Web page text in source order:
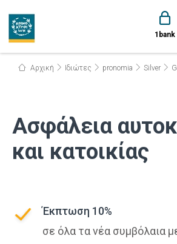
1bank
Αρχική Ιδιώτες pronomia Silver
Ασφάλεια
και κατοικίας
Έκπτωση 10%
σε όλα τα νέα συμβόλαια